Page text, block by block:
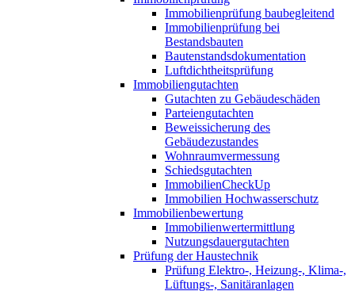
Immobilienprüfung baubegleitend
Immobilienprüfung bei
Bestandsbauten
Bautenstandsdokumentation
Luftdichtheitsprüfung
Immobiliengutachten
Gutachten zu Gebäudeschäden
Parteiengutachten
Beweissicherung des
Gebäudezustandes
Wohnraumvermessung
Schiedsgutachten
ImmobilienCheckUp
Immobilien Hochwasserschutz
Immobilienbewertung
Immobilienwertermittlung
Nutzungsdauergutachten
Prüfung der Haustechnik
Prüfung Elektro-, Heizung-, Klima-,
Lüftungs-, Sanitäranlagen